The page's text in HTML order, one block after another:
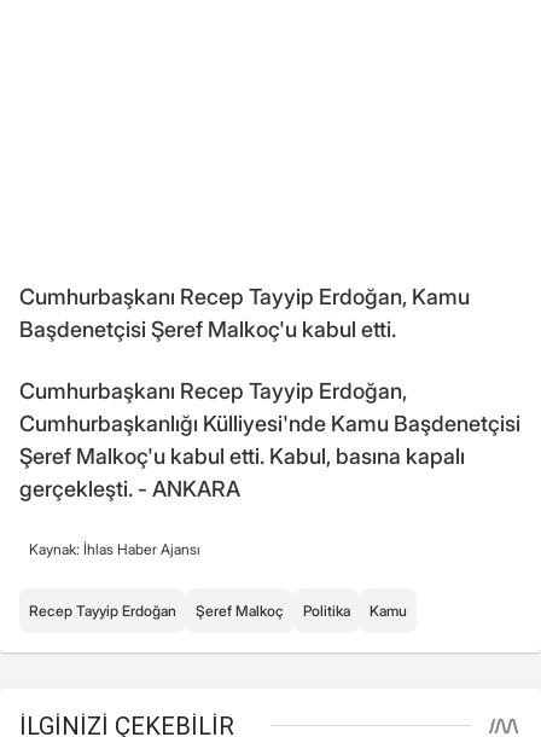
Cumhurbaşkanı Recep Tayyip Erdoğan, Kamu
Başdenetçisi Şeref Malkoç'u kabul etti.
Cumhurbaşkanı Recep Tayyip Erdoğan,
Cumhurbaşkanlığı Külliyesi'nde Kamu Başdenetçisi
Şeref Malkoç'u kabul etti. Kabul, basına kapalı
gerçekleşti. - ANKARA
Kaynak: İhlas Haber Ajansı
Recep Tayyip Erdoğan Şeref Malkoç Politika Kamu